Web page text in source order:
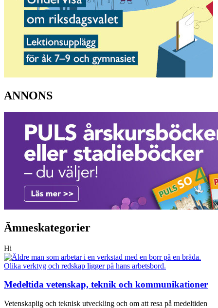
ANNONS
Ämneskategorier
Hi
Medeltida vetenskap, teknik och kommunikationer
Vetenskaplig och teknisk utveckling och om att resa på medeltiden